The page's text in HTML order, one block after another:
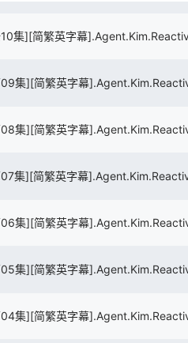
集][简繁英字幕
集][简繁英字幕
集][简繁英字幕
集][简繁英字幕
集][简繁英字幕
集][简繁英字幕
集][简繁英字幕